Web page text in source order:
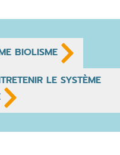
BIOLISME
LE SYSTÈME